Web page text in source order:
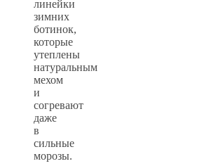
линейки
зимних
ботинок,
которые
утеплены
натуральным
мехом
и
согревают
даже
в
сильные
морозы.